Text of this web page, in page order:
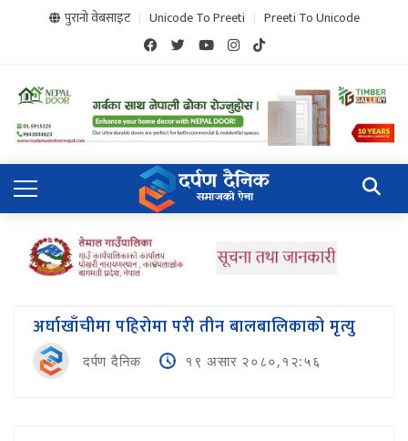
पुरानो वेबसाइट Unicode To Preeti Preeti To Unicode
अर्घाखाँचीमा पहिरोमा परी तीन बालबालिकाको मृत्यु
दर्पण दैनिक १९ असार २०८०,१२:५६